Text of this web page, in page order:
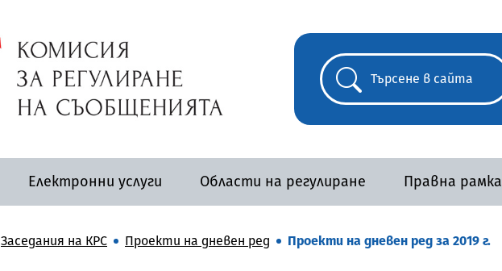
Електронни услуги Области на регулиране Правна рамка
Заседания на КРС Проекти на дневен ред Проекти на дневен ред за 2019 г.